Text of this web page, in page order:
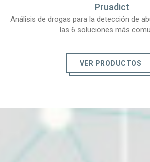
Pruadict
Análisis de drogas para la detección de
las 6 soluciones más
VER PRODUCTOS